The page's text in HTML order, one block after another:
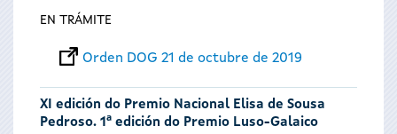
EN TRÁMITE
Orden DOG 21 de octubre de 2019
XI edición do Premio Nacional Elisa de Sousa
Pedroso. 1ª edición do Premio Luso-Galaico